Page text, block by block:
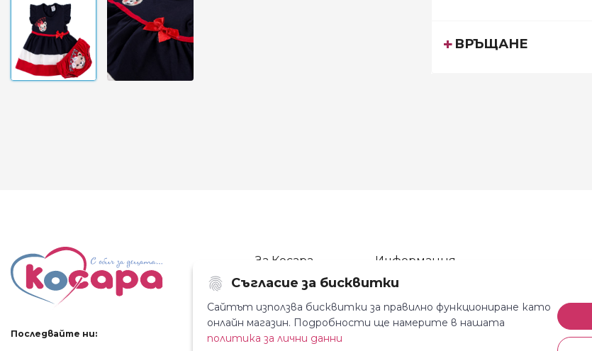
ВРЪЩАНЕ
Последвайте ни:
За Косара
За нас
Магазини
Новини
Контакти
Информация
Общи условия
Декларация за поверителност
Доставка и плащане
Съгласие за бисквитки
Сайтът използва бисквитки за правилно функциониране като
онлайн магазин. Подробности ще намерите в нашата
политика за лични данни